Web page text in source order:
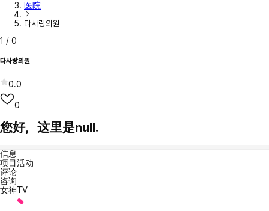
医院
다사랑의원
1 / 0
다사랑의원
0.0
0
您好，这里是null.
信息
项目活动
评论
咨询
女神TV